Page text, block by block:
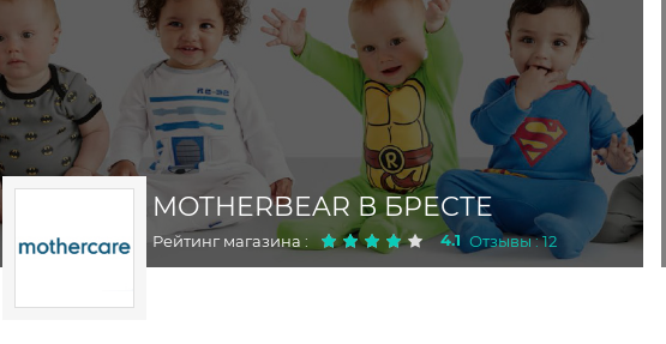
MOTHERBEAR В БРЕСТЕ
Рейтинг магазина : 4.1 Отзывы : 12